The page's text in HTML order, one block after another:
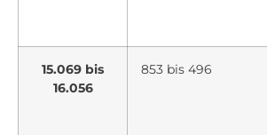
15.069 bis
16.056
853 bis 496